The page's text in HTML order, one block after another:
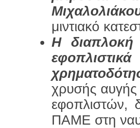
μιντιακό
Η διαπλοκή
χρυσής
εφοπλιστών,
ΠΑΜΕ στη